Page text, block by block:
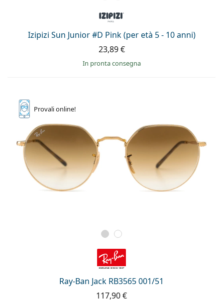
Izipizi Sun Junior #D Pink (per età 5 - 10 anni)
23,89 €
in pronta consegna
Provalionline!
Ray-Ban Jack RB3565 001/51
117,90 €